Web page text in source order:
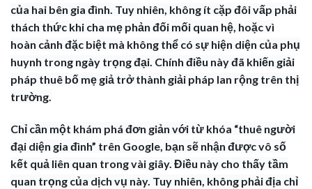
của hai bên gia đình. Tuy nhiên, không ít cặp đôi vấp phải
thách thức khi cha mẹ phản đối mối quan hệ, hoặc vì
hoàn cảnh đặc biệt mà không thể có sự hiện diện của phụ
huynh trong ngày trọng đại. Chính điều này đã khiến giải
pháp thuê bố mẹ giả trở thành giải pháp lan rộng trên thị
trường.
Chỉ cần một khám phá đơn giản với từ khóa “thuê người
đại diện gia đình” trên Google, bạn sẽ nhận được vô số
kết quả liên quan trong vài giây. Điều này cho thấy tầm
quan trọng của dịch vụ này. Tuy nhiên, không phải địa chỉ